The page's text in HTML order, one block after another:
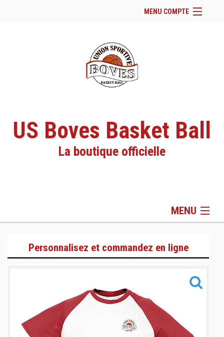
MENU COMPTE
Page Facebook du club
Facebook
Se connecter
Panier (
US Boves Basket Ball
La boutique officielle
MENU
Enfants
Informations
Personnalisez et commandez en ligne